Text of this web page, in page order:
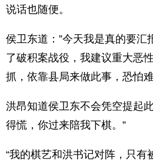
说话也随便。
侯卫东道：”今天我是真的要汇
了破积案战役，我建议重大恶
抓，依靠县局来做此事，恐怕
洪昂知道侯卫东不会凭空提起
得慌，你过来陪我下棋。”
“我的棋艺和洪书记对阵，只有